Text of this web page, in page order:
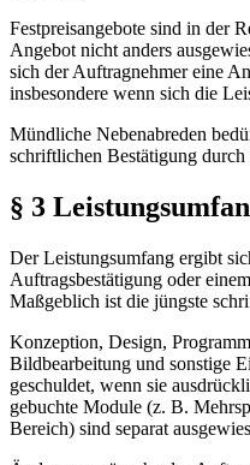
Festpreisangebote sind in der
Angebot nicht anders
sich der Auftragnehmer eine
insbesondere wenn sich die
Mündliche Nebenabreden
schriftlichen Bestätigung durch
§ 3
Der Leistungsumfang ergibt
Auftragsbestätigung oder
Maßgeblich ist die jüngste
Konzeption, Design,
Bildbearbeitung und sonstige
geschuldet, wenn sie
gebuchte Module (z. B.
Bereich) sind separat